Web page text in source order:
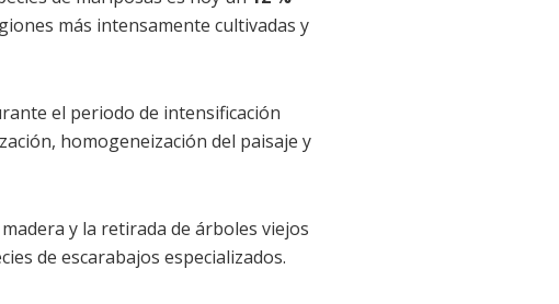
más intensamente cultivadas y
el periodo de intensificación
homogeneización del paisaje y
y la retirada de árboles viejos
de escarabajos especializados.